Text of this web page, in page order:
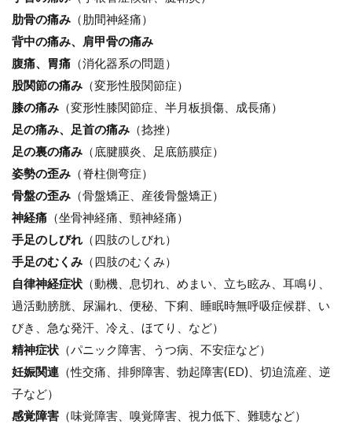
肋骨の痛み （肋間神経痛）
背中の痛み、肩甲骨の痛み
腹痛、胃痛 （消化器系の問題）
股関節の痛み （変形性股関節症）
膝の痛み （変形性膝関節症、半月板損傷、成長痛）
足の痛み、足首の痛み （捻挫）
足の裏の痛み （底腱膜炎、足底筋膜症）
姿勢の歪み （脊柱側弯症）
骨盤の歪み （骨盤矯正、産後骨盤矯正）
神経痛 （坐骨神経痛、頸神経痛）
手足のしびれ（四肢のしびれ）
手足のむくみ （四肢のむくみ）
自律神経症状 （動機、息切れ、めまい、立ち眩み、耳鳴り、
過活動膀胱、尿漏れ、便秘、下痢、睡眠時無呼吸症候群、い
びき、急な発汗、冷え、ほてり、など）
精神症状 （パニック障害、うつ病、不安症など）
妊娠関連 （性交痛、排卵障害、勃起障害(ED)、切迫流産、逆
子など）
感覚障害 （味覚障害、嗅覚障害、視力低下、難聴など）